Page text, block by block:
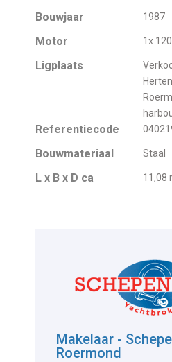
Bouwjaar 1987
Motor 1x
Ligplaats
Referentiecode
Bouwmateriaal Staal
L x B x D ca 11,08
Makelaar -
Roermond